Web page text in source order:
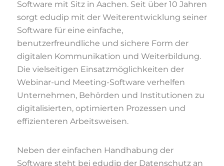
Software mit Sitz in Aachen. Seit über 10 Jahren
sorgt edudip mit der Weiterentwicklung seiner
Software für eine einfache,
benutzerfreundliche und sichere Form der
digitalen Kommunikation und Weiterbildung.
Die vielseitigen Einsatzmöglichkeiten der
Webinar-und Meeting-Software verhelfen
Unternehmen, Behörden und Institutionen zu
digitalisierten, optimierten Prozessen und
effizienteren Arbeitsweisen.
Neben der einfachen Handhabung der
Software steht bei edudip der Datenschutz an